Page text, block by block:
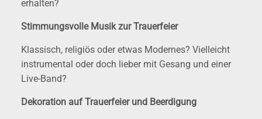
erhalten?
Stimmungsvolle Musik zur Trauerfeier
Klassisch, religiös oder etwas Modernes? Vielleicht
instrumental oder doch lieber mit Gesang und einer
Live-Band?
Dekoration auf Trauerfeier und Beerdigung